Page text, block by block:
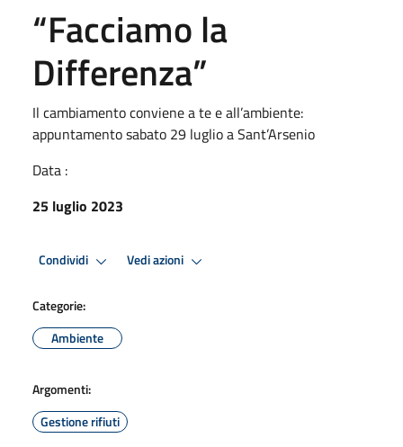
“Facciamo la
Differenza”
Il cambiamento conviene a te e all’ambiente:
appuntamento sabato 29 luglio a Sant’Arsenio
Data :
25 luglio 2023
Condividi Vedi azioni
Categorie:
Ambiente
Argomenti:
Gestione rifiuti